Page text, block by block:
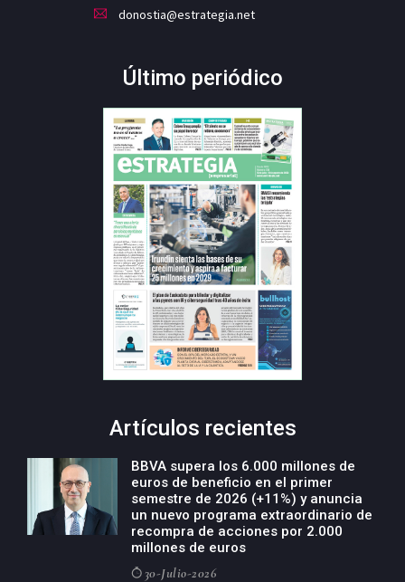
donostia@estrategia.net
Último periódico
Artículos recientes
BBVA supera los 6.000 millones de
euros de beneficio en el primer
semestre de 2026 (+11%) y anuncia
un nuevo programa extraordinario de
recompra de acciones por 2.000
millones de euros
30-Julio-2026